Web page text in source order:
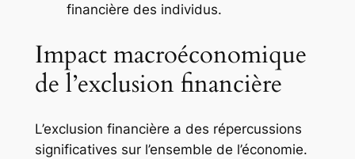
financière des individus.
Impact macroéconomique
de l’exclusion financière
L’exclusion financière a des répercussions
significatives sur l’ensemble de l’économie.